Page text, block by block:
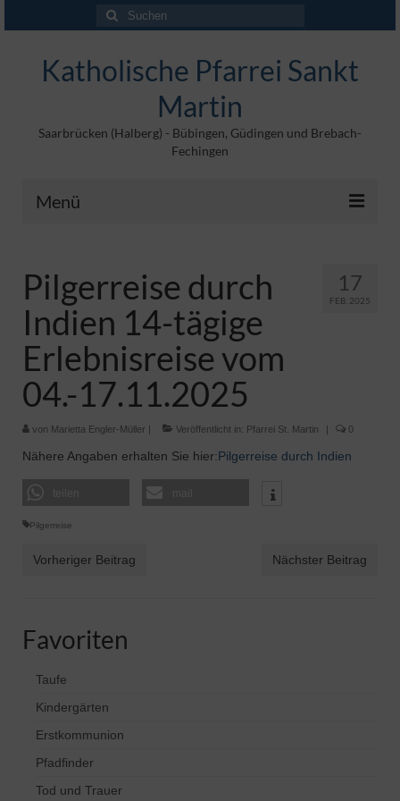
Suchen
nach:
Katholische Pfarrei Sankt
Martin
Saarbrücken (Halberg) - Bübingen, Güdingen und Brebach-
Fechingen
Menü
Veröffentlichungen
Kontakt
Impressum
Maltische für Kinder
Pfadfinder
17
FEB. 2025
Pilgerreise durch
Indien 14-tägige
Erlebnisreise vom
04.-17.11.2025
von Marietta Engler-Müller | Veröffentlicht in: Pfarrei St. Martin | 0
Nähere Angaben erhalten Sie hier:Pilgerreise durch Indien
Pilgerreise
Vorheriger Beitrag Nächster Beitrag
Favoriten
Taufe
Kindergärten
Erstkommunion
Pfadfinder
Tod und Trauer